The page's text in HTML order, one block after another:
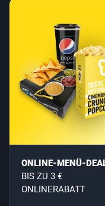
ONLINE-MENÜ-
BIS ZU 3 €
ONLINERABATT